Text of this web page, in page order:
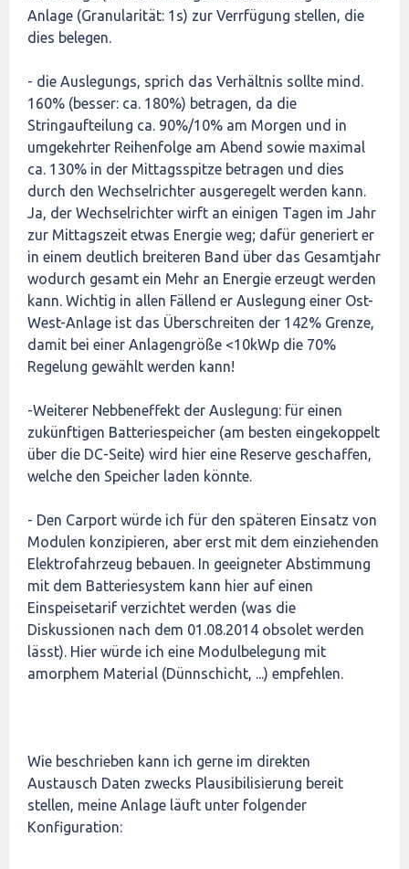
Anlage (Granularität: 1s) zur Verrfügung stellen, die
dies belegen.
- die Auslegungs, sprich das Verhältnis sollte mind.
160% (besser: ca. 180%) betragen, da die
Stringaufteilung ca. 90%/10% am Morgen und in
umgekehrter Reihenfolge am Abend sowie maximal
ca. 130% in der Mittagsspitze betragen und dies
durch den Wechselrichter ausgeregelt werden kann.
Ja, der Wechselrichter wirft an einigen Tagen im Jahr
zur Mittagszeit etwas Energie weg; dafür generiert er
in einem deutlich breiteren Band über das Gesamtjahr
wodurch gesamt ein Mehr an Energie erzeugt werden
kann. Wichtig in allen Fällend er Auslegung einer Ost-
West-Anlage ist das Überschreiten der 142% Grenze,
damit bei einer Anlagengröße <10kWp die 70%
Regelung gewählt werden kann!
-Weiterer Nebbeneffekt der Auslegung: für einen
zukünftigen Batteriespeicher (am besten eingekoppelt
über die DC-Seite) wird hier eine Reserve geschaffen,
welche den Speicher laden könnte.
- Den Carport würde ich für den späteren Einsatz von
Modulen konzipieren, aber erst mit dem einziehenden
Elektrofahrzeug bebauen. In geeigneter Abstimmung
mit dem Batteriesystem kann hier auf einen
Einspeisetarif verzichtet werden (was die
Diskussionen nach dem 01.08.2014 obsolet werden
lässt). Hier würde ich eine Modulbelegung mit
amorphem Material (Dünnschicht, ...) empfehlen.
Wie beschrieben kann ich gerne im direkten
Austausch Daten zwecks Plausibilisierung bereit
stellen, meine Anlage läuft unter folgender
Konfiguration: